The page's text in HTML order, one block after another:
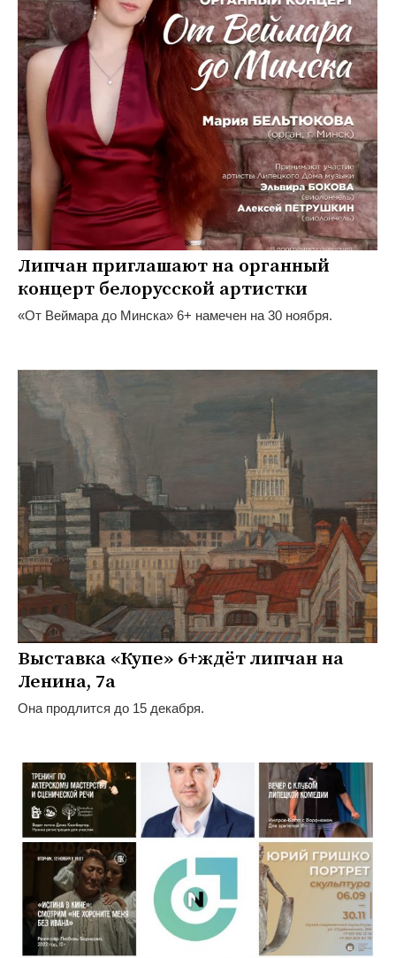
Липчан приглашают на органный
концерт белорусской артистки
«От Веймара до Минска» 6+ намечен на 30 ноября.
Выставка «Купе» 6+ждёт липчан на
Ленина, 7а
Она продлится до 15 декабря.